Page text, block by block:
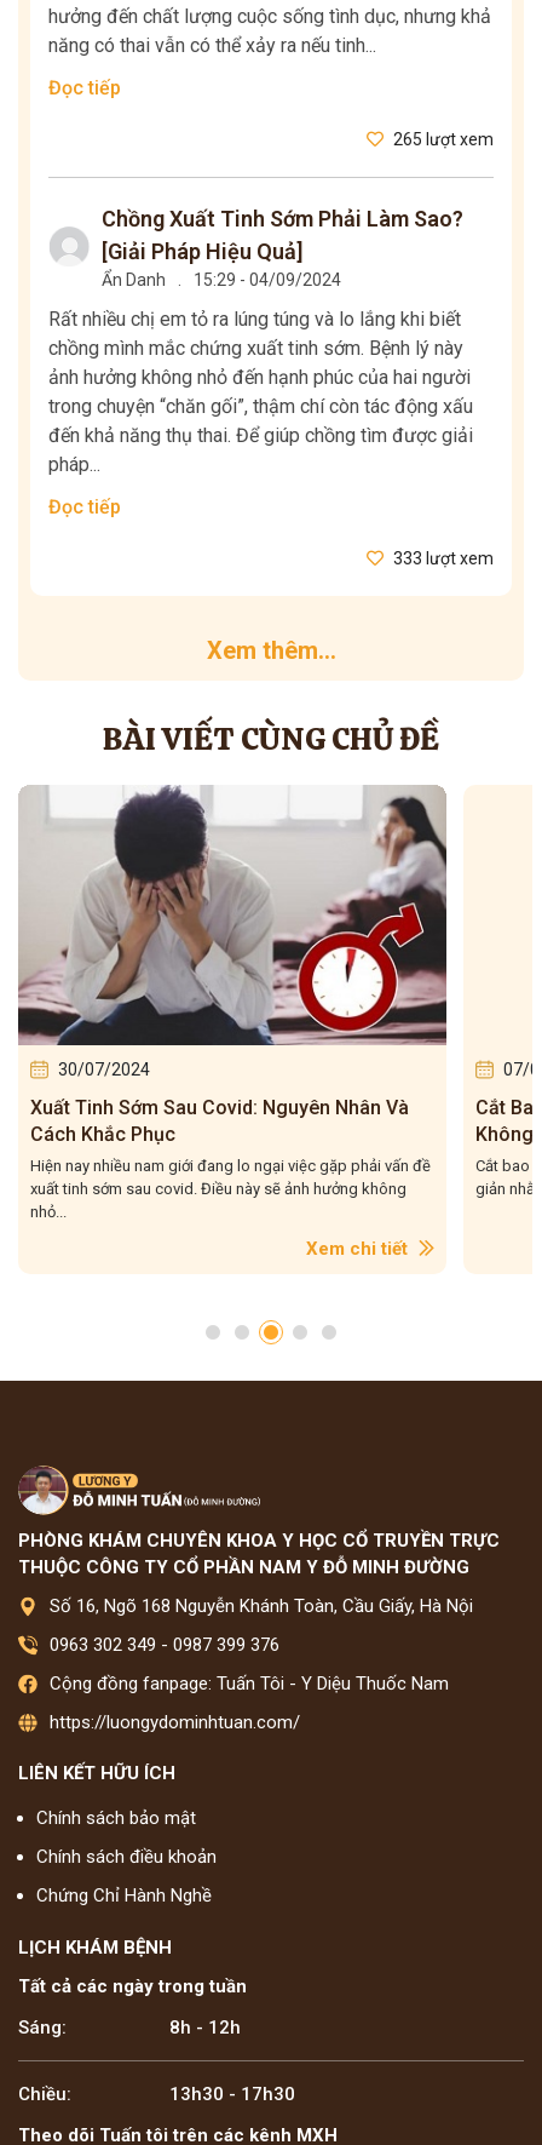
hưởng đến chất lượng cuộc sống tình dục, nhưng khả
năng có thai vẫn có thể xảy ra nếu tinh...
Đọc tiếp
265 lượt xem
Chồng Xuất Tinh Sớm Phải Làm Sao?
[Giải Pháp Hiệu Quả]
Ẩn Danh 15:29 - 04/09/2024
Rất nhiều chị em tỏ ra lúng túng và lo lắng khi biết
chồng mình mắc chứng xuất tinh sớm. Bệnh lý này
ảnh hưởng không nhỏ đến hạnh phúc của hai người
trong chuyện “chăn gối”, thậm chí còn tác động xấu
đến khả năng thụ thai. Để giúp chồng tìm được giải
pháp...
Đọc tiếp
333 lượt xem
Xem thêm...
BÀI VIẾT CÙNG CHỦ ĐỀ
30/07/2024
Xuất Tinh Sớm Sau Covid: Nguyên Nhân Và
Cách Khắc Phục
Hiện nay nhiều nam giới đang lo ngại việc gặp phải vấn đề
xuất tinh sớm sau covid. Điều này sẽ ảnh hưởng không
nhỏ...
Xem chi tiết
07/
Cắt
Cắt bao
giản
PHÒNG KHÁM CHUYÊN KHOA Y HỌC CỔ TRUYỀN TRỰC
THUỘC CÔNG TY CỔ PHẦN NAM Y ĐỖ MINH ĐƯỜNG
Số 16, Ngõ 168 Nguyễn Khánh Toàn, Cầu Giấy, Hà Nội
0963 302 349 - 0987 399 376
Cộng đồng fanpage: Tuấn Tôi - Y Diệu Thuốc Nam
https://luongydominhtuan.com/
LIÊN KẾT HỮU ÍCH
Chính sách bảo mật
Chính sách điều khoản
Chứng Chỉ Hành Nghề
LỊCH KHÁM BỆNH
Tất cả các ngày trong tuần
Sáng:
8h - 12h
Chiều:
13h30 - 17h30
Theo dõi Tuấn tôi trên các kênh MXH